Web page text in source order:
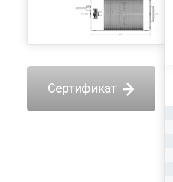
Сертификат